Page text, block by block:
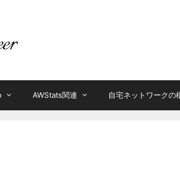
AWStats関連 自宅ネットワークの